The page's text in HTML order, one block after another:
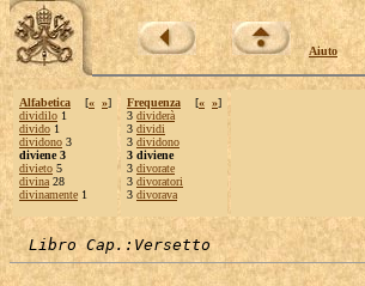
Aiuto
Alfabetica [« »]
dividilo 1
divido 1
dividono 3
diviene 3
divieto 5
divina 28
divinamente 1
Frequenza [« »]
3 dividerà
3 dividi
3 dividono
3 diviene
3 divorate
3 divoratori
3 divorava
Libro Cap.:Versetto